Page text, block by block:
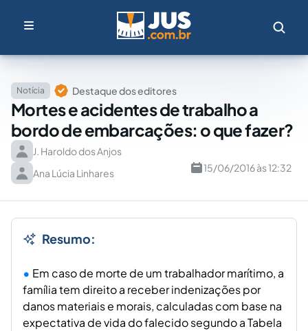
Notícia Destaque dos editores
Mortes e acidentes de trabalho a
bordo de embarcações: o que fazer?
J. Haroldo dos Anjos
Ana Lúcia Linhares
15/06/2016 às 12:32
Resumo:
Em caso de morte de um trabalhador marítimo, a
família tem direito a receber indenizações por
danos materiais e morais, calculadas com base na
expectativa de vida do falecido segundo a Tabela